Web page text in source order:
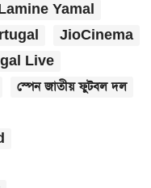
Yamal
JioCinema
Live
স্পেন জাতীয় ফুটবল দল